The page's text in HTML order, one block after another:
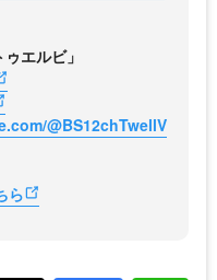
エルビ」
@BS12chTwellV
ら